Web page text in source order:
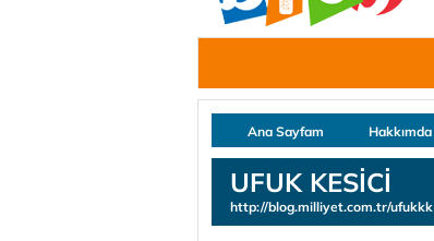
Ana Sayfam Hakkımda
UFUK KESİCİ
http://blog.milliyet.com.tr/ufukkk